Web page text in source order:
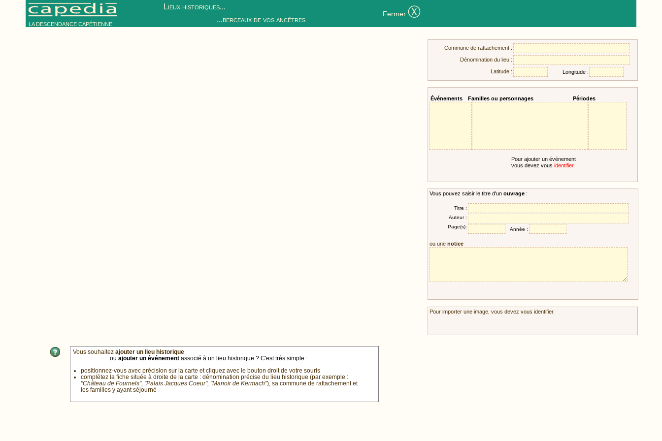
LA DESCENDANCE CAPÉTIENNE
Lieux historiques...
...berceaux de vos ancêtres
Fermer Ⓧ
Vous souhaitez ajouter un lieu historique
ou ajouter un événement associé à un lieu historique ? C'est très simple :
positionnez-vous avec précision sur la carte et cliquez avec le bouton droit de votre souris
complétez la fiche située à droite de la carte : dénomination précise du lieu historique (par exemple :
"Château de Fournels", "Palais Jacques Coeur", "Manoir de Kermach"), sa commune de rattachement et
les familles y ayant séjourné
Commune de rattachement :
Dénomination du lieu :
Latitude :
Longitude :
Événements Familles ou personnages Périodes
Pour ajouter un événement
vous devez vous identifier.
Vous pouvez saisir le titre d'un ouvrage :
Titre :
Auteur :
Page(s):
Année :
ou une notice
Pour importer une image, vous devez vous identifier.